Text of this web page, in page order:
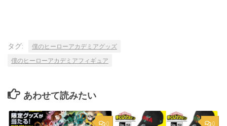
タグ:
僕のヒーローアカデミアグッズ
僕のヒーローアカデミアフィギュア
あわせて読みたい
0 0